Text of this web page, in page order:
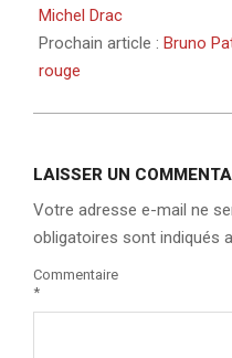
Michel Drac
Prochain article : Bruno
rouge
LAISSER UN
Votre adresse e-mail ne
obligatoires sont indiqués
Commentaire
*